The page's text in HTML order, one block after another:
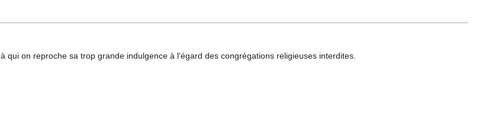
à qui on reproche sa trop grande indulgence à l'égard des congrégations religieuses interdites.